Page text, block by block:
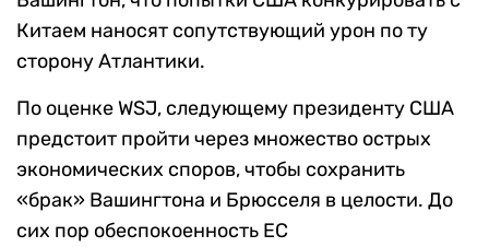
Китаем наносят сопутствующий урон по ту
сторону Атлантики.
По оценке WSJ, следующему президенту США
предстоит пройти через множество острых
экономических споров, чтобы сохранить
«брак» Вашингтона и Брюсселя в целости. До
сих пор обеспокоенность ЕС